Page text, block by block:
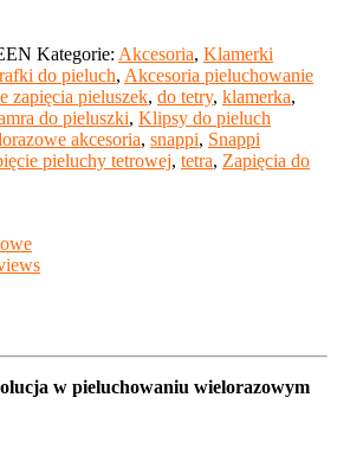
Kategorie: Akcesoria, Klamerki
do pieluch, Akcesoria pieluchowanie
zapięcia pieluszek, do tetry, klamerka,
do pieluszki, Klipsy do pieluch
akcesoria, snappi, Snappi
pieluchy tetrowej, tetra, Zapięcia do
w pieluchowaniu wielorazowym